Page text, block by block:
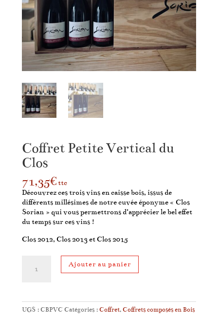
Coffret Petite Vertical du
Clos
71,35€ttc
Découvrez ces trois vins en caisse bois, issus de
différents millésimes de notre cuvée éponyme « Clos
Sorian » qui vous permettrons d’apprécier le bel effet
du temps sur ces vins !
Clos 2012, Clos 2013 et Clos 2015
du
Ajouter au panier
UGS :CBPVC Catégories :Coffret,Coffrets composés en Bois